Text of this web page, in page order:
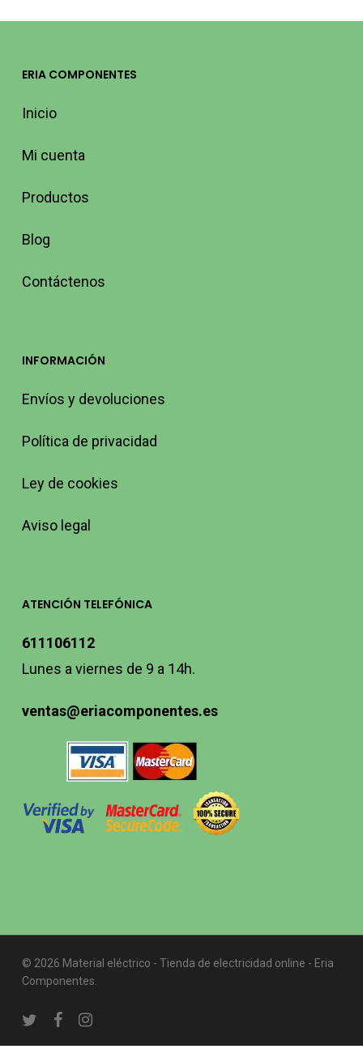
ERIA COMPONENTES
Inicio
Mi cuenta
Productos
Blog
Contáctenos
INFORMACIÓN
Envíos y devoluciones
Política de privacidad
Ley de cookies
Aviso legal
ATENCIÓN TELEFÓNICA
611106112
Lunes a viernes de 9 a 14h.
ventas@eriacomponentes.es
© 2026 Material eléctrico - Tienda de electricidad online - Eria
Componentes.
twitterfacebookinstagram